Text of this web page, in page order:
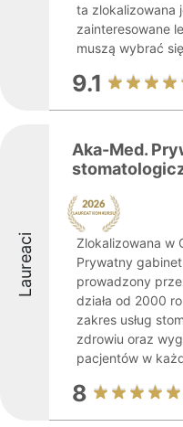
ta zlokalizowana
zainteresowane
muszą wybrać
9.1
Laureaci
Aka-Med.
Zlokalizowana w
Prywatny
prowadzony
działa od 2000
zakres usług
zdrowiu oraz
pacjentów w
8